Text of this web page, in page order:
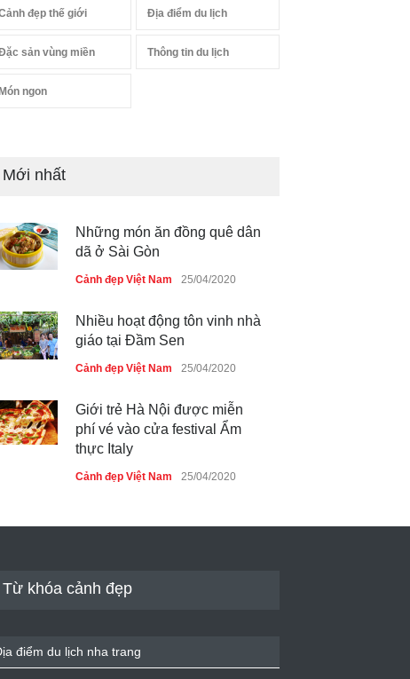
đẹp thế giới Địa điểm du lịch
sản vùng miền Thông tin du lịch
Món ngon
Mới nhất
Những món ăn đồng quê dân
dã ở Sài Gòn
Cảnh đẹp Việt Nam 25/04/2020
Nhiều hoạt động tôn vinh nhà
giáo tại Đầm Sen
Cảnh đẹp Việt Nam 25/04/2020
Giới trẻ Hà Nội được miễn
phí vé vào cửa festival Ẩm
thực Italy
Cảnh đẹp Việt Nam 25/04/2020
Cảnh đẹp Việt Nam
Từ khóa cảnh đẹp
điểm du lịch nha trang